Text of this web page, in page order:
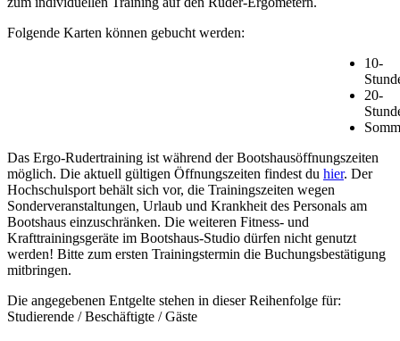
Folgende Karten können gebucht werden:
10-
20-
Das Ergo-Rudertraining ist während der Bootshausöffnungszeiten
möglich. Die aktuell gültigen Öffnungszeiten findest du hier. Der
Hochschulsport behält sich vor, die Trainingszeiten wegen
Sonderveranstaltungen, Urlaub und Krankheit des Personals am
Bootshaus einzuschränken. Die weiteren Fitness- und
Krafttrainingsgeräte im Bootshaus-Studio dürfen nicht genutzt
werden! Bitte zum ersten Trainingstermin die Buchungsbestätigung
mitbringen.
Die angegebenen Entgelte stehen in dieser Reihenfolge für:
Studierende / Beschäftigte / Gäste